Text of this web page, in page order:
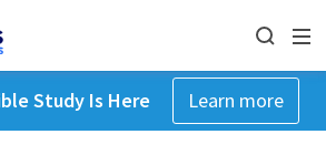
Study Is Here Learn more